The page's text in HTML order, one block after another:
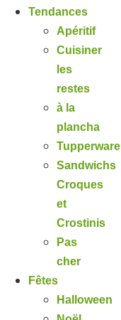
Tendances
Apéritif
Cuisiner
les
restes
à la
plancha
Tupperware
Sandwichs
Croques
et
Crostinis
Pas
cher
Fêtes
Halloween